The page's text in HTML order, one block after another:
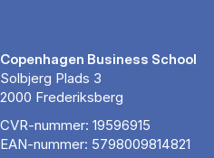
Copenhagen Business School
Solbjerg Plads 3
2000 Frederiksberg
CVR-nummer: 19596915
EAN-nummer: 5798009814821